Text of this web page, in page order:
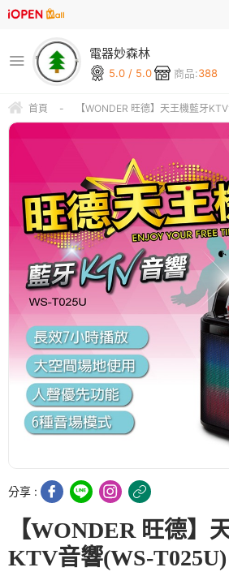
電器妙森林
5.0 / 5.0 商品:388
首頁 - 【WONDER 旺德】天王機藍牙
分享 :
【WONDER 旺德】
KTV音響(WS-T025U)